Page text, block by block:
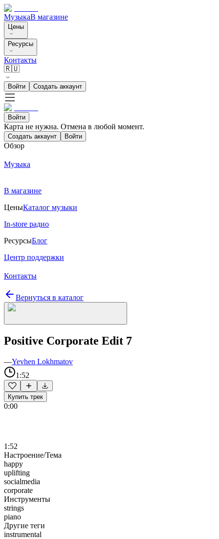
МузыкаВ магазине
Цены
Ресурсы
Контакты
🇷🇺
Войти Создать аккаунт
Войти
Карта не нужна. Отмена в любой момент.
Создать аккаунт Войти
Обзор
Музыка
В магазине
ЦеныКаталог музыки
In-store радио
РесурсыБлог
Центр поддержки
Контакты
Вернуться в каталог
Positive Corporate Edit 7
—Yevhen Lokhmatov
1:52
Купить трек
0:00
1:52
Настроение/Тема
happy
uplifting
socialmedia
corporate
Инструменты
strings
piano
Другие теги
instrumental